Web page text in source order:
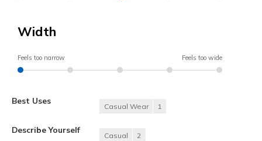
Width
Feels too narrow Feels too wide
Best Uses
Casual Wear 1
Describe Yourself
Casual 2